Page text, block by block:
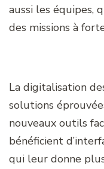
aussi les équipes,
des missions à
La digitalisation
solutions
nouveaux outils
bénéficient
qui leur donne